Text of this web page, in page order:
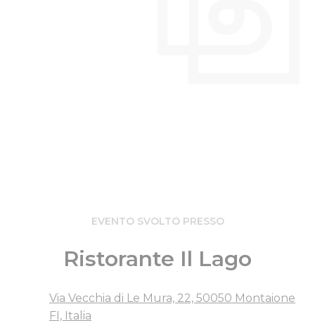
EVENTO SVOLTO PRESSO
Ristorante Il Lago
Via Vecchia di Le Mura, 22, 50050 Montaione
FI, Italia